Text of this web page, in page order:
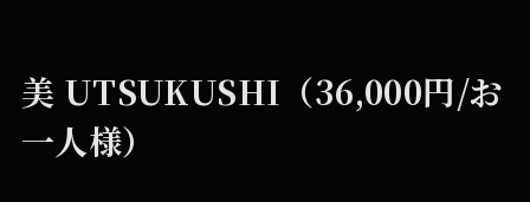
美 UTSUKUSHI（36,000円/お
一人様）